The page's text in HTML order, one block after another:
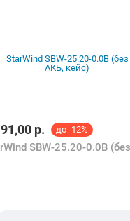
91,00 р. до -12%